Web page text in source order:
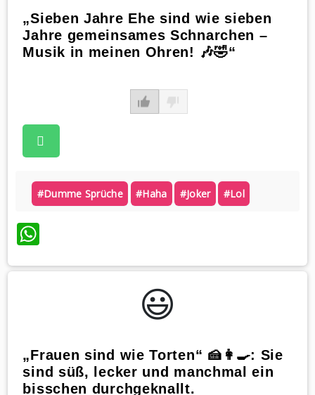
„Sieben Jahre Ehe sind wie sieben
Jahre gemeinsames Schnarchen –
Musik in meinen Ohren! 🎶🤣“
#dumme Sprüche #haha #joker #lol
WhatsApp
😃️
„Frauen sind wie Torten“ 🍰👩‍🍳: Sie
sind süß, lecker und manchmal ein
bisschen durchgeknallt.